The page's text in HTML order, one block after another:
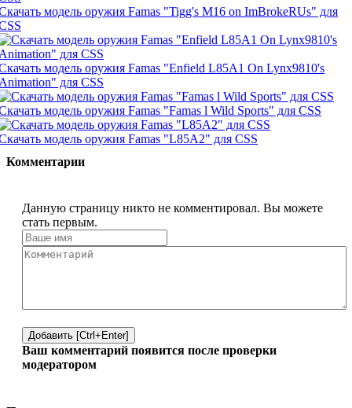
модель оружия Famas "Tigg's M16 on ImBrokeRUs" для
модель оружия Famas "Enfield L85A1 On Lynx9810's
для CSS
модель оружия Famas "Famas l Wild Sports" для CSS
модель оружия Famas "L85A2" для CSS
Комментарии
Данную страницу никто не комментировал. Вы можете
стать первым.
Добавить [Ctrl+Enter]
Ваш комментарий появится после проверки
модератором